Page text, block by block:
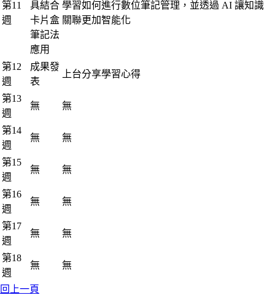
第11
週
具結合
卡片盒
筆記法
應用
學習如何進行數位筆記管理，並透過 AI 讓知識
關聯更加智能化
第12
週
成果發
表
上台分享學習心得
第13
週
無 無
第14
週
無 無
第15
週
無 無
第16
週
無 無
第17
週
無 無
第18
週
無 無
回上一頁